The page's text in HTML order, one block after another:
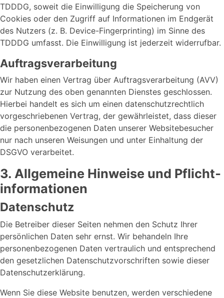
TDDDG, soweit die Einwilligung die Speicherung von
Cookies oder den Zugriff auf Informationen im Endgerät
des Nutzers (z. B. Device-Fingerprinting) im Sinne des
TDDDG umfasst. Die Einwilligung ist jederzeit widerrufbar.
Auftragsverarbeitung
Wir haben einen Vertrag über Auftragsverarbeitung (AVV)
zur Nutzung des oben genannten Dienstes geschlossen.
Hierbei handelt es sich um einen datenschutzrechtlich
vorgeschriebenen Vertrag, der gewährleistet, dass dieser
die personenbezogenen Daten unserer Websitebesucher
nur nach unseren Weisungen und unter Einhaltung der
DSGVO verarbeitet.
3. Allgemeine Hinweise und Pflicht­
informationen
Datenschutz
Die Betreiber dieser Seiten nehmen den Schutz Ihrer
persönlichen Daten sehr ernst. Wir behandeln Ihre
personenbezogenen Daten vertraulich und entsprechend
den gesetzlichen Datenschutzvorschriften sowie dieser
Datenschutzerklärung.
Wenn Sie diese Website benutzen, werden verschiedene